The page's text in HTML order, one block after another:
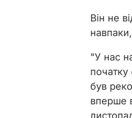
Він не
"У нас
початку
був
вперше